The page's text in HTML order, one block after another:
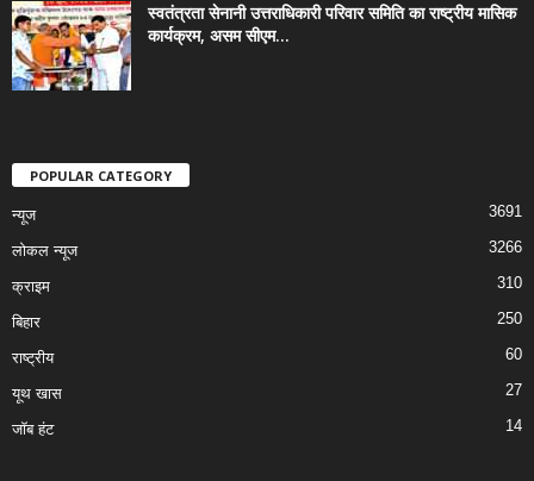
स्वतंत्रता सेनानी उत्तराधिकारी परिवार समिति का राष्ट्रीय मासिक
कार्यक्रम, असम सीएम...
POPULAR CATEGORY
न्यूज 3691
लोकल न्यूज 3266
क्राइम 310
बिहार 250
राष्ट्रीय 60
यूथ खास 27
जॉब हंट 14